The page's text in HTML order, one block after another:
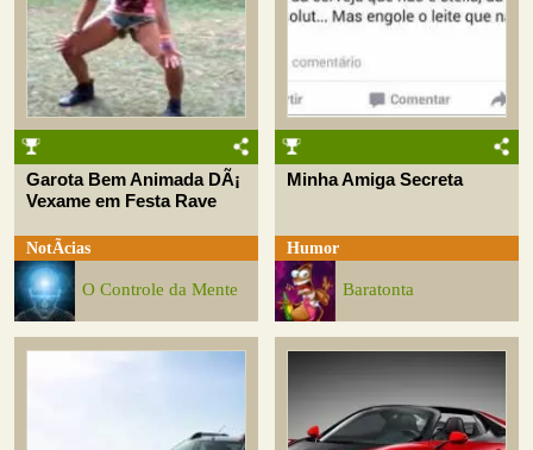
Garota Bem Animada DÃ¡
Vexame em Festa Rave
NotÃ­cias
O Controle da Mente
Minha Amiga Secreta
Humor
Baratonta